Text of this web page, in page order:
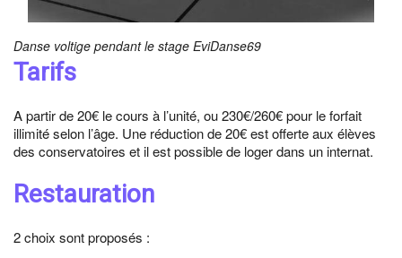
Danse voltige pendant le stage EviDanse69
Tarifs
A partir de 20€ le cours à l’unité, ou 230€/260€ pour le forfait
illimité selon l’âge. Une réduction de 20€ est offerte aux élèves
des conservatoires et il est possible de loger dans un internat.
Restauration
2 choix sont proposés :